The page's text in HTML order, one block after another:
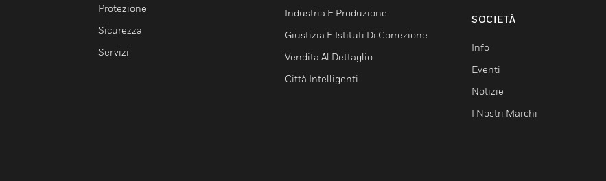
Protezione
Sicurezza
Servizi
Industria E Produzione
Giustizia E Istituti Di Correzione
Vendita Al Dettaglio
Città Intelligenti
SOCIETÀ
Info
Eventi
Notizie
I Nostri Marchi